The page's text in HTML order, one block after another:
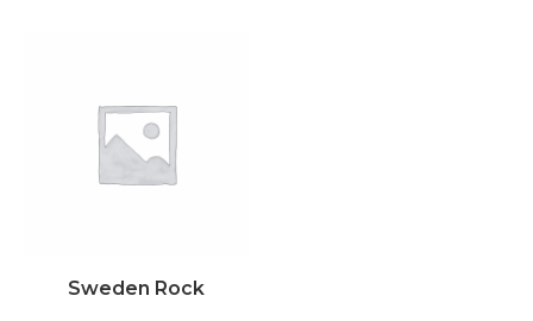
Sweden Rock